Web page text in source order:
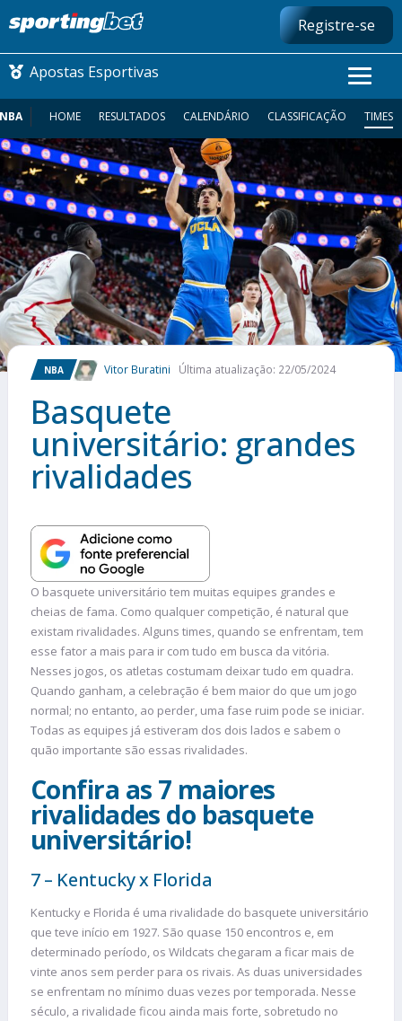
Registre-se
Apostas Esportivas
CONMEBOL LIBERTADORES
FUTEBOL NACIONAL
FUTEBOL INTERNACIONAL
COMO APOSTAR
MAIS ESPORTES
NBA HOME RESULTADOS CALENDÁRIO CLASSIFICAÇÃO TIMES
NBA Vitor Buratini Última atualização: 22/05/2024
Basquete
universitário: grandes
rivalidades
O basquete universitário tem muitas equipes grandes e
cheias de fama. Como qualquer competição, é natural que
existam rivalidades. Alguns times, quando se enfrentam, tem
esse fator a mais para ir com tudo em busca da vitória.
Nesses jogos, os atletas costumam deixar tudo em quadra.
Quando ganham, a celebração é bem maior do que um jogo
normal; no entanto, ao perder, uma fase ruim pode se iniciar.
Todas as equipes já estiveram dos dois lados e sabem o
quão importante são essas rivalidades.
Confira as 7 maiores
rivalidades do basquete
universitário!
7 – Kentucky x Florida
Kentucky e Florida é uma rivalidade do basquete universitário
que teve início em 1927. São quase 150 encontros e, em
determinado período, os Wildcats chegaram a ficar mais de
vinte anos sem perder para os rivais. As duas universidades
se enfrentam no mínimo duas vezes por temporada. Nesse
século, a rivalidade ficou ainda mais forte, sobretudo no